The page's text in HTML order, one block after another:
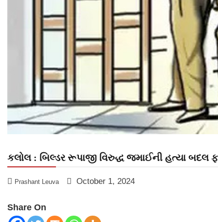
કલોલ : બિલ્ડર રૂપાજી વિરુદ્ધ જમાઈની હત્યા બદલ
Prashant Leuva October 1, 2024
Share On